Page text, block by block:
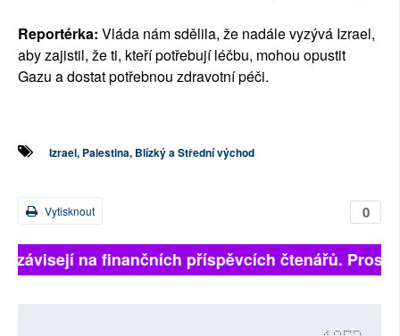
Reportérka: Vláda nám sdělila, že nadále vyzývá Izrael,
aby zajistil, že ti, kteří potřebují léčbu, mohou opustit
Gazu a dostat potřebnou zdravotní péči.
Izrael, Palestina, Blízký a Střední východ
0
Vytisknout
na finančních příspěvcích čtenářů.